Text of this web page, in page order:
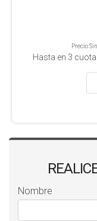
Precio
Hasta en 3
Nombre